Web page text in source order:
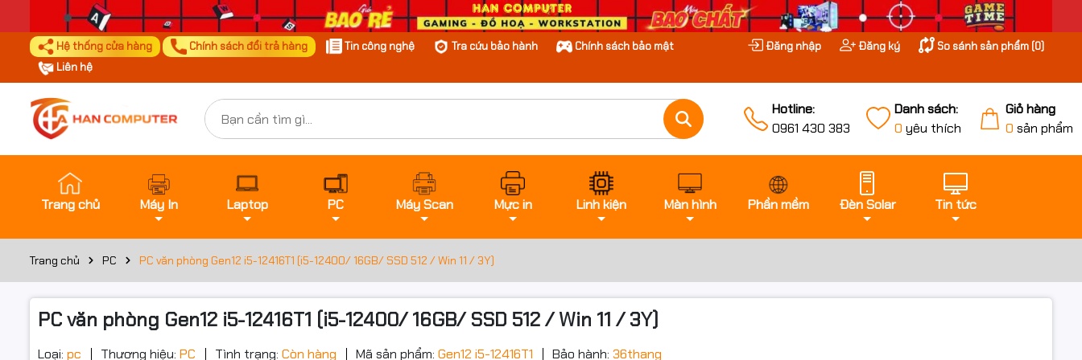
Hệ thống cửa hàng Chính sách đổi trả hàng Tin công nghệ Tra cứu bảo hành
Chính sách bảo mật
Liên hệ
Đăng nhập Đăng ký So sánh sản phẩm (0)
Hotline:
0961 430 383
Danh sách:
0 yêu thích
Giỏ hàng
0 sản phẩm
Trang chủ Máy In Laptop PC Máy Scan Mực in Linh kiện Màn hình Phần mềm Đèn Solar Tin tức
Trang chủ PC PC văn phòng Gen12 i5-12416T1 (i5-12400/ 16GB/ SSD 512 / Win 11 / 3Y)
PC văn phòng Gen12 i5-12416T1 (i5-12400/ 16GB/ SSD 512 / Win 11 / 3Y)
Loại: pc Thương hiệu: PC Tình trạng: Còn hàng Mã sản phẩm: Gen12 i5-12416T1 Bảo hành: 36thang